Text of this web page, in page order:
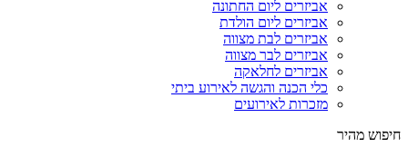
אביזרים ליום החתונה
אביזרים ליום הולדת
אביזרים לבת מצווה
אביזרים לבר מצווה
אביזרים לחלאקה
כלי הכנה והגשה לאירוע ביתי
מזכרות לאירועים
חיפוש מהיר